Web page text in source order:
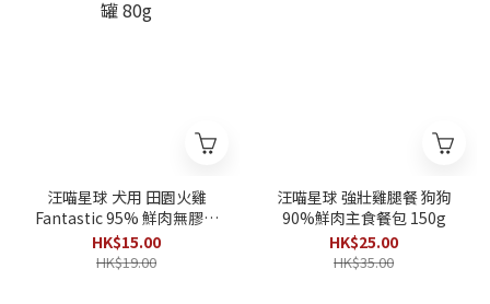
汪喵星球 犬用 田園火雞
Fantastic 95% 鮮肉無膠主
食罐 80g
HK$15.00
HK$19.00
汪喵星球 強壯雞腿餐 狗狗
90%鮮肉主食餐包 150g
HK$25.00
HK$35.00